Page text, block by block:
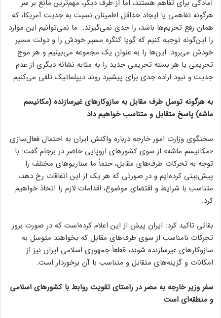
آمادگی برای تفاهم هستند، اما از طرف دیگر، مهم‌ترین مانع بر سر
هرگونه تفاهمی یا ایجاد حداقل اطمینان نسبت به جدیت آمریکا، که
همان رفع تحریم‌ها باشد، را جدی نمی‌گیرند. ما نمی‌توانیم این موارد
را این‌گونه توجیه کنیم که گویا کنگره مسیر خودش را و دولت مسیر
خودش می‌رود. این‌ها را به عنوان یک مجموعه می‌بینیم و هر موج
تحریمی یا هر بسته تحریمی جدید را به مثابه نشانه دیگری از عدم
جدیت و نبود اراده جدی برای پیشبرد روند دیپلماتیک تلقی می‌کنیم.
به هرگونه توسل طرف مقابل به سازوکارهای غیرسازنده (مکانیسم
ماشه) پاسخ متقابل و متناسب خواهیم داد
سخنگوی وزارت امور خارجه درباره واکنش ایران به احتمال فعال‌سازی
«مکانیسم ماشه» از سوی کشورهای اروپایی حاضر در برجام گفت: با
توجه به تحرکات طرف‌های مقابل، حتماً ما سناریوهای مختلف را
پیش‌بینی کرده‌ایم و در صورتی که هر یک از این اتفاقات رخ دهد،
متناسب با شرایط و اقتضای موضوع، اقدامات لازم را اتخاذ خواهیم
کرد.
بقائی تاکید کرد: ایران پیش از این اعلام کرده‌است که در صورت بروز
تحرکات نامناسب از سوی طرف‌های مقابل که بخواهند متوسل به
سازوکارهای غیرسازنده شوند، قطعاً جمهوری اسلامی ایران نیز از
امکانات و گزینه‌های متقابل و متناسب با آن برخوردار است.
سفر وزیر خارجه به مصر در راستای تقویت روابط با کشورهای اسلامی
و منطقه‌ای است